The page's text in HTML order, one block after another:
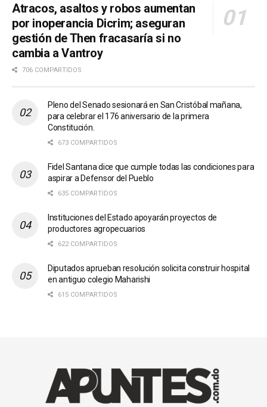
Atracos, asaltos y robos aumentan
por inoperancia Dicrim; aseguran
gestión de Then fracasaría si no
cambia a Vantroy
706 COMPARTIDOS
Pleno del Senado sesionará en San Cristóbal mañana,
para celebrar el 176 aniversario de la primera
Constitución.
673 COMPARTIDOS
Fidel Santana dice que cumple todas las condiciones para
aspirar a Defensor del Pueblo
635 COMPARTIDOS
Instituciones del Estado apoyarán proyectos de
productores agropecuarios
622 COMPARTIDOS
Diputados aprueban resolución solicita construir hospital
en antiguo colegio Maharishi
615 COMPARTIDOS